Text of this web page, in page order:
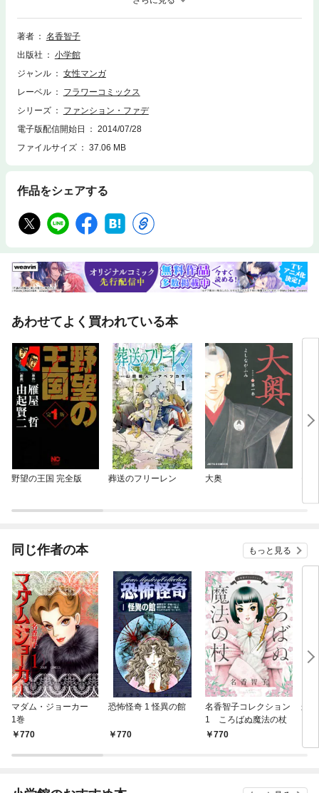
された、ラブリーな傑作長編、その二。
著者
名香智子
出版社
小学館
ジャンル
女性マンガ
レーベル
フラワーコミックス
シリーズ
ファンション・ファデ
電子版配信開始日
2014/07/28
ファイルサイズ
37.06 MB
作品をシェアする
あわせてよく買われている本
野望の王国 完全版 葬送のフリーレン 大奥
同じ作者の本 もっと見る
マダム・ジョーカー
1巻
770
恐怖怪奇 1 怪異の館
770
名香智子コレクション
1 ころばぬ魔法の杖
770
朱